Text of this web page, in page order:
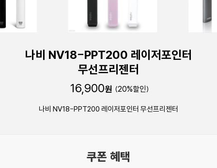
나비 NV18-PPT200 레이저포인터
무선프리젠터
16,900원 20%
나비 NV18-PPT200 레이저포인터 무선프리젠터
쿠폰 혜택